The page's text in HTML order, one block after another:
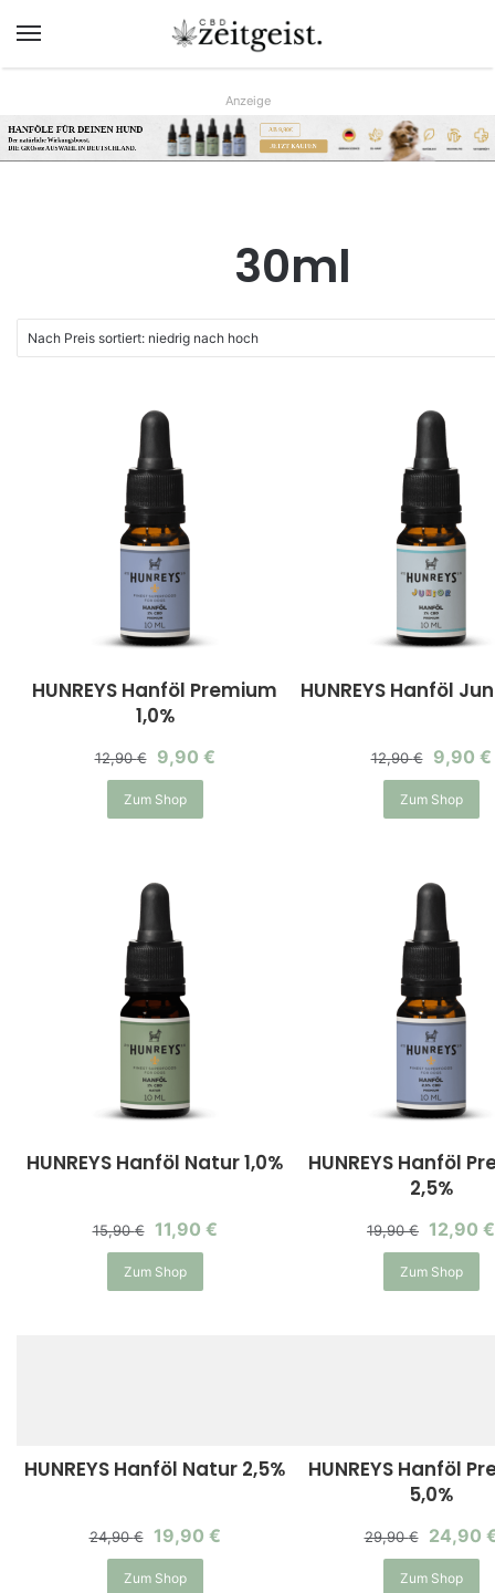
Menü
Anzeige
HANFÖLE FÜR DEINEN HUND
Der natürliche Wirkungsboost.
DIE GRÖsste AUSWAHL IN DEUTSCHLAND.
AB 9,90€
JETZT KAUFEN
www.hunreys.de
30ml
HUNREYS Hanföl Premium
1,0%
12,90€ 9,90 €
Zum Shop
HUNREYS Hanföl
12,90€ 9,90 €
Zum Shop
HUNREYS Hanföl Natur 1,0%
15,90€ 11,90 €
Zum Shop
HUNREYS Hanföl
2,5%
19,90€ 12,90 €
Zum Shop
HUNREYS Hanföl Natur 2,5%
24,90€ 19,90 €
Zum Shop
HUNREYS Hanföl
5,0%
29,90€ 24,90
Zum Shop